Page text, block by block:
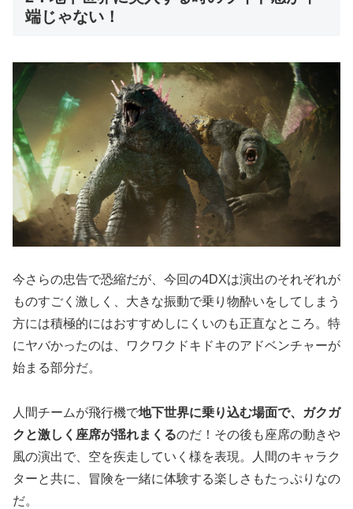
端じゃない！
今さらの忠告で恐縮だが、今回の4DXは演出のそれぞれが
ものすごく激しく、大きな振動で乗り物酔いをしてしまう
方には積極的にはおすすめしにくいのも正直なところ。特
にヤバかったのは、ワクワクドキドキのアドベンチャーが
始まる部分だ。
人間チームが飛行機で地下世界に乗り込む場面で、ガクガ
クと激しく座席が揺れまくるのだ！その後も座席の動きや
風の演出で、空を疾走していく様を表現。人間のキャラク
ターと共に、冒険を一緒に体験する楽しさもたっぷりなの
だ。